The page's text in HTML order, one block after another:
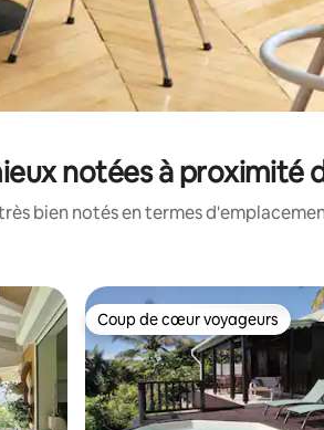
notées à proximité
bien notés en termes
appréciés Coup de cœur voyageurs
Coup de cœur voyageurs